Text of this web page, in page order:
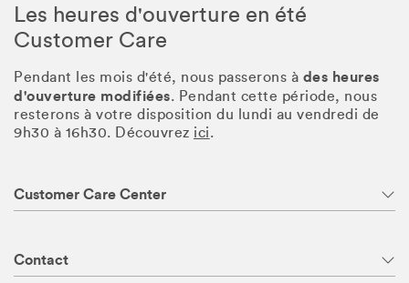
Les heures d'ouverture en été
Customer Care
Pendant les mois d'été, nous passerons à des heures
d'ouverture modifiées. Pendant cette période, nous
resterons à votre disposition du lundi au vendredi de
9h30 à 16h30. Découvrez ici.
Customer Care Center
Contact